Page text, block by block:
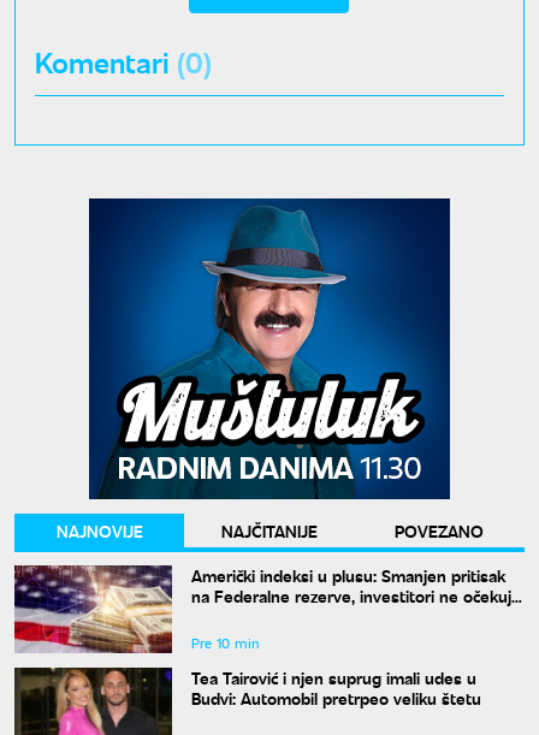
Komentari (0)
NAJNOVIJE NAJČITANIJE
POVEZANO
Američki indeksi u plusu: Smanjen pritisak
na Federalne rezerve, investitori ne očekuju
Pre 10 min
Tea Tairović i njen suprug imali udes u
Budvi: Automobil pretrpeo veliku štetu